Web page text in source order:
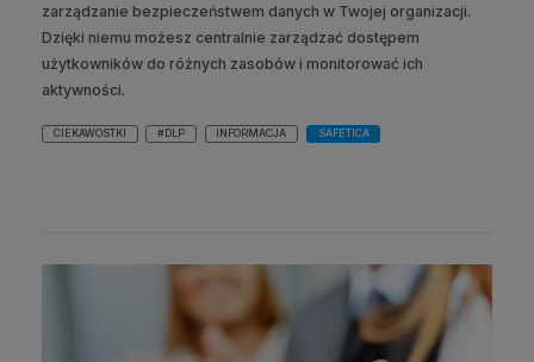
zarządzanie bezpieczeństwem danych w Twojej organizacji.
Dzięki niemu możesz centralnie zarządzać dostępem
użytkowników do różnych zasobów i monitorować ich
aktywności.
CIEKAWOSTKI #DLP INFORMACJA SAFETICA